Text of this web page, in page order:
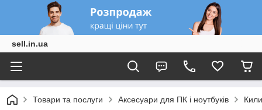
sell.in.ua
Товари та послуги Аксесуари для ПК і ноутбуків